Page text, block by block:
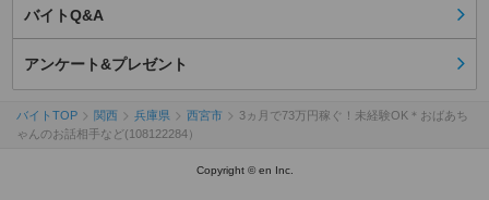
バイトQ&A
アンケート&プレゼント
バイトTOP 関西 兵庫県 西宮市
3ヵ月で73万円稼ぐ！未経験OK＊おばあち
ゃんのお話相手など(108122284）
Copyright © en Inc.